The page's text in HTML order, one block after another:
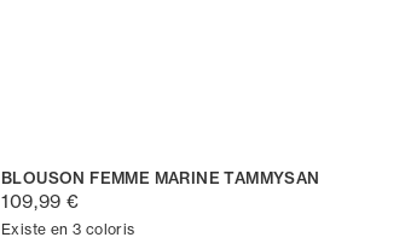
BLOUSON FEMME MARINE TAMMYSAN
109,99 €
Existe en 3 coloris